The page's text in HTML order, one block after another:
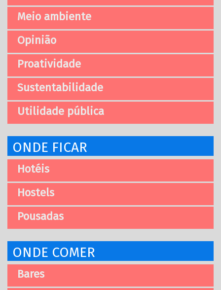
Meio ambiente
Opinião
Proatividade
Sustentabilidade
Utilidade pública
ONDE FICAR
Hotéis
Hostels
Pousadas
ONDE COMER
Bares